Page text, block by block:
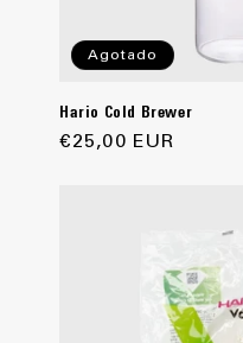
Agotado
Hario Cold Brewer
Precio
€25,00 EUR